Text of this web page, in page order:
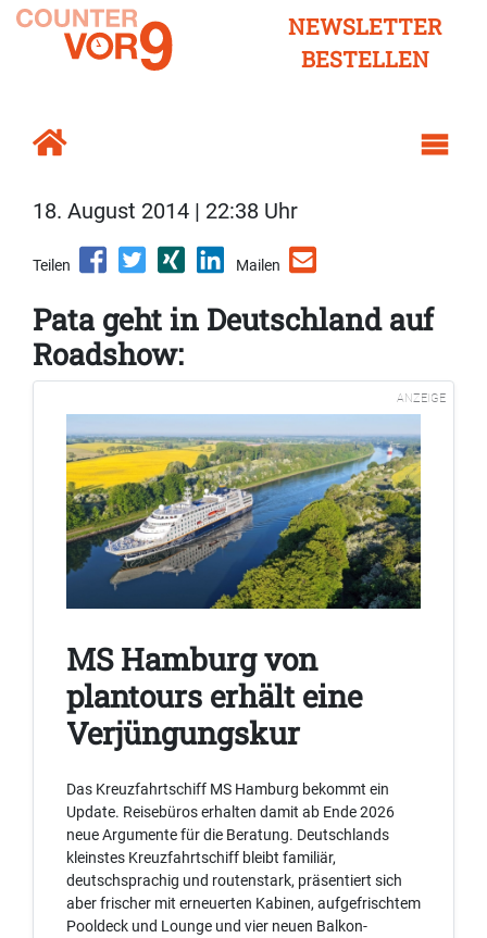
NEWSLETTER
BESTELLEN
18. August 2014 | 22:38 Uhr
Teilen Mailen
Pata geht in Deutschland auf
Roadshow:
ANZEIGE
MS Hamburg von
plantours erhält eine
Verjüngungskur
Das Kreuzfahrtschiff MS Hamburg bekommt ein
Update. Reisebüros erhalten damit ab Ende 2026
neue Argumente für die Beratung. Deutschlands
kleinstes Kreuzfahrtschiff bleibt familiär,
deutschsprachig und routenstark, präsentiert sich
aber frischer mit erneuerten Kabinen, aufgefrischtem
Pooldeck und Lounge und vier neuen Balkon-